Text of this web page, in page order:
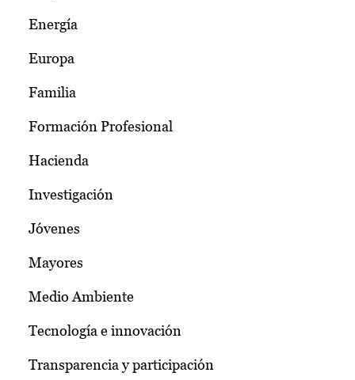
Energía
Europa
Familia
Formación Profesional
Hacienda
Investigación
Jóvenes
Mayores
Medio Ambiente
Tecnología e innovación
Transparencia y participación